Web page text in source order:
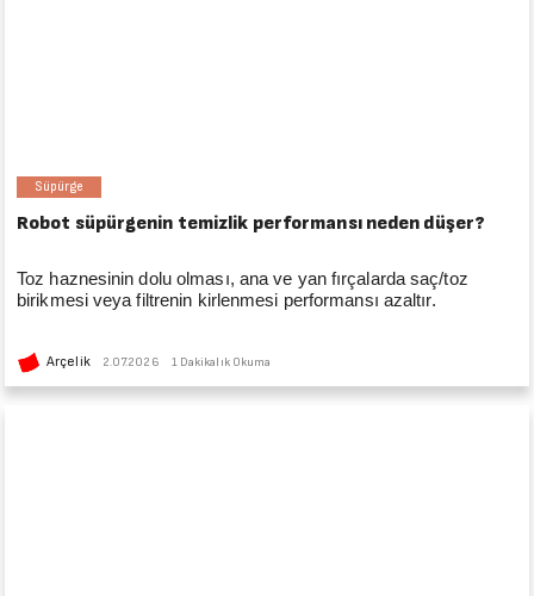
Süpürge
Robot süpürgenin temizlik performansı neden düşer?
Toz haznesinin dolu olması, ana ve yan fırçalarda saç/toz
birikmesi veya filtrenin kirlenmesi performansı azaltır.
Arçelik 2.07.2026 1 Dakikalık Okuma